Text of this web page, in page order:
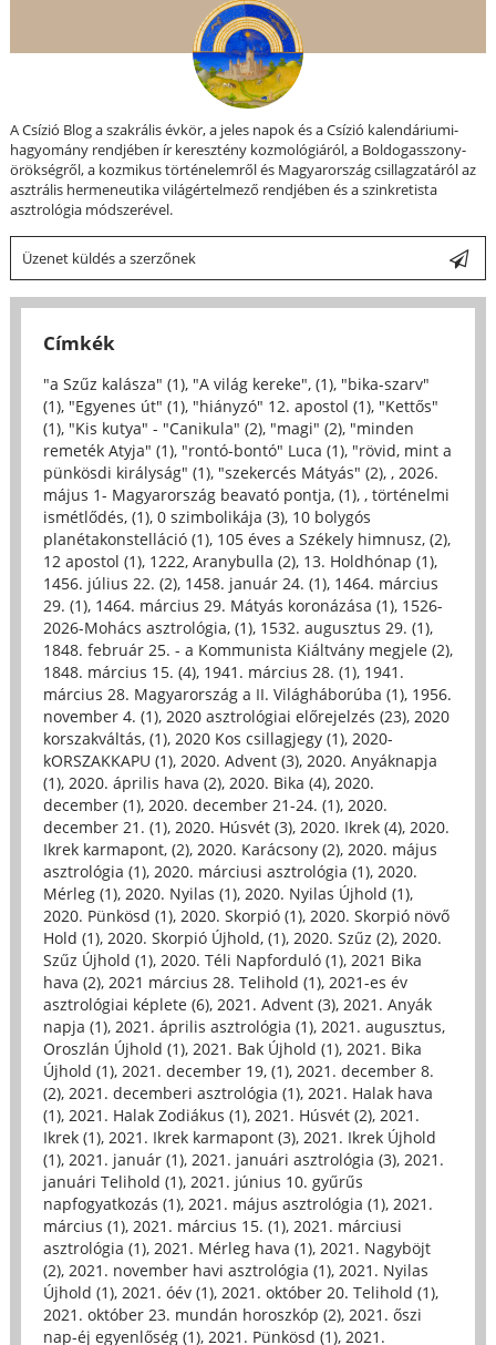
A Csízió Blog a szakrális évkör, a jeles napok és a Csízió kalendáriumi-
hagyomány rendjében ír keresztény kozmológiáról, a Boldogasszony-
örökségről, a kozmikus történelemről és Magyarország csillagzatáról az
asztrális hermeneutika világértelmező rendjében és a szinkretista
asztrológia módszerével.
Üzenet küldés a szerzőnek
Címkék
"a Szűz kalásza" (1), "A világ kereke", (1), "bika-szarv"
(1), "Egyenes út" (1), "hiányzó" 12. apostol (1), "Kettős"
(1), "Kis kutya" - "Canikula" (2), "magi" (2), "minden
remeték Atyja" (1), "rontó-bontó" Luca (1), "rövid, mint a
pünkösdi királyság" (1), "szekercés Mátyás" (2), , 2026.
május 1- Magyarország beavató pontja, (1), , történelmi
ismétlődés, (1), 0 szimbolikája (3), 10 bolygós
planétakonstelláció (1), 105 éves a Székely himnusz, (2),
12 apostol (1), 1222, Aranybulla (2), 13. Holdhónap (1),
1456. július 22. (2), 1458. január 24. (1), 1464. március
29. (1), 1464. március 29. Mátyás koronázása (1), 1526-
2026-Mohács asztrológia, (1), 1532. augusztus 29. (1),
1848. február 25. - a Kommunista Kiáltvány megjele (2),
1848. március 15. (4), 1941. március 28. (1), 1941.
március 28. Magyarország a II. Világháborúba (1), 1956.
november 4. (1), 2020 asztrológiai előrejelzés (23), 2020
korszakváltás, (1), 2020 Kos csillagjegy (1), 2020-
kORSZAKKAPU (1), 2020. Advent (3), 2020. Anyáknapja
(1), 2020. április hava (2), 2020. Bika (4), 2020.
december (1), 2020. december 21-24. (1), 2020.
december 21. (1), 2020. Húsvét (3), 2020. Ikrek (4), 2020.
Ikrek karmapont, (2), 2020. Karácsony (2), 2020. május
asztrológia (1), 2020. márciusi asztrológia (1), 2020.
Mérleg (1), 2020. Nyilas (1), 2020. Nyilas Újhold (1),
2020. Pünkösd (1), 2020. Skorpió (1), 2020. Skorpió növő
Hold (1), 2020. Skorpió Újhold, (1), 2020. Szűz (2), 2020.
Szűz Újhold (1), 2020. Téli Napforduló (1), 2021 Bika
hava (2), 2021 március 28. Telihold (1), 2021-es év
asztrológiai képlete (6), 2021. Advent (3), 2021. Anyák
napja (1), 2021. április asztrológia (1), 2021. augusztus,
Oroszlán Újhold (1), 2021. Bak Újhold (1), 2021. Bika
Újhold (1), 2021. december 19, (1), 2021. december 8.
(2), 2021. decemberi asztrológia (1), 2021. Halak hava
(1), 2021. Halak Zodiákus (1), 2021. Húsvét (2), 2021.
Ikrek (1), 2021. Ikrek karmapont (3), 2021. Ikrek Újhold
(1), 2021. január (1), 2021. januári asztrológia (3), 2021.
januári Telihold (1), 2021. június 10. gyűrűs
napfogyatkozás (1), 2021. május asztrológia (1), 2021.
március (1), 2021. március 15. (1), 2021. márciusi
asztrológia (1), 2021. Mérleg hava (1), 2021. Nagyböjt
(2), 2021. november havi asztrológia (1), 2021. Nyilas
Újhold (1), 2021. óév (1), 2021. október 20. Telihold (1),
2021. október 23. mundán horoszkóp (2), 2021. őszi
nap-éj egyenlőség (1), 2021. Pünkösd (1), 2021.